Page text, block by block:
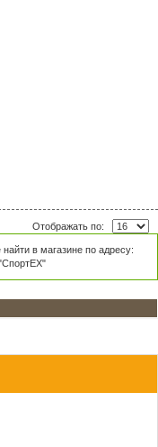
Отображать по:
в магазине по адресу: